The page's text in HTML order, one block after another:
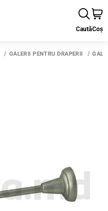
CautăCoș
GALERII PENTRU DRAPERII